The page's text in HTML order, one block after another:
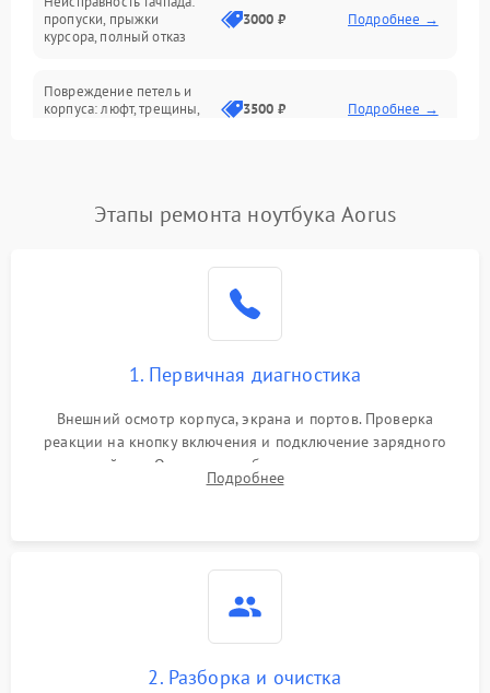
Сеть и интернет
пропуски, прыжки
курсора, полный отказ
3000 ₽ Подробнее →
Повреждение петель и
корпуса: люфт, трещины,
3500 ₽ Подробнее →
невозможность зарядки,
2500 ₽ Подробнее →
2000 ₽
Перегрев из‑за пыли,
неисправности кулера
Выход из строя SSD или
HDD: медленная загрузка,
2000 ₽
Проблемы Wi‑Fi или
Этапы ремонта ноутбука Aorus
1. Первичная диагностика
Внешний осмотр корпуса, экрана и портов. Проверка
реакции на кнопку включения и подключение зарядного
устройства. Оценка потребления тока с помощью
лабораторного блока питания для локализации проблемы.
Подробнее
2. Разборка и очистка